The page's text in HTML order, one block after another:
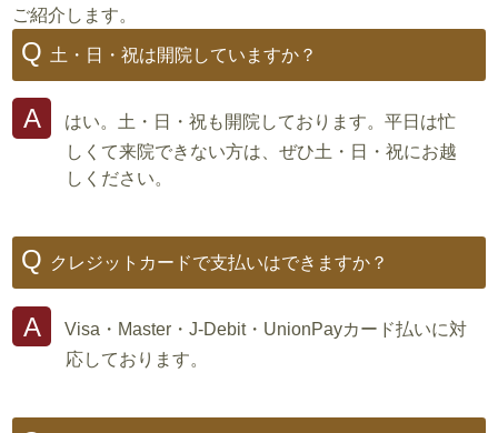
ご紹介します。
土・日・祝は開院していますか？
はい。土・日・祝も開院しております。平日は忙
しくて来院できない方は、ぜひ土・日・祝にお越
しください。
クレジットカードで支払いはできますか？
Visa・Master・J-Debit・UnionPayカード払いに対
応しております。